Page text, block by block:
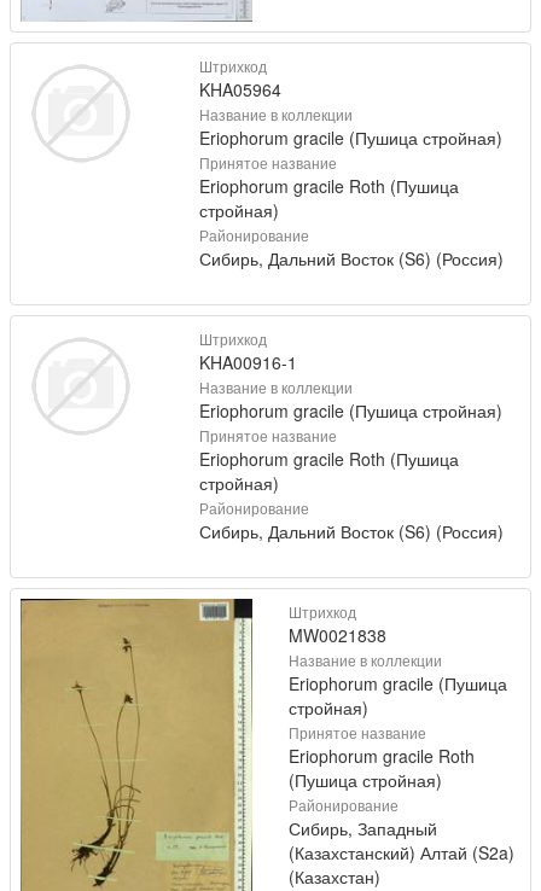
Штрихкод
KHA05964
Название в коллекции
Eriophorum gracile (Пушица стройная)
Принятое название
Eriophorum gracile Roth (Пушица
стройная)
Районирование
Сибирь, Дальний Восток (S6) (Россия)
Штрихкод
KHA00916-1
Название в коллекции
Eriophorum gracile (Пушица стройная)
Принятое название
Eriophorum gracile Roth (Пушица
стройная)
Районирование
Сибирь, Дальний Восток (S6) (Россия)
Штрихкод
MW0021838
Название в коллекции
Eriophorum gracile (Пушица
стройная)
Принятое название
Eriophorum gracile Roth
(Пушица стройная)
Районирование
Сибирь, Западный
(Казахстанский) Алтай (S2a)
(Казахстан)